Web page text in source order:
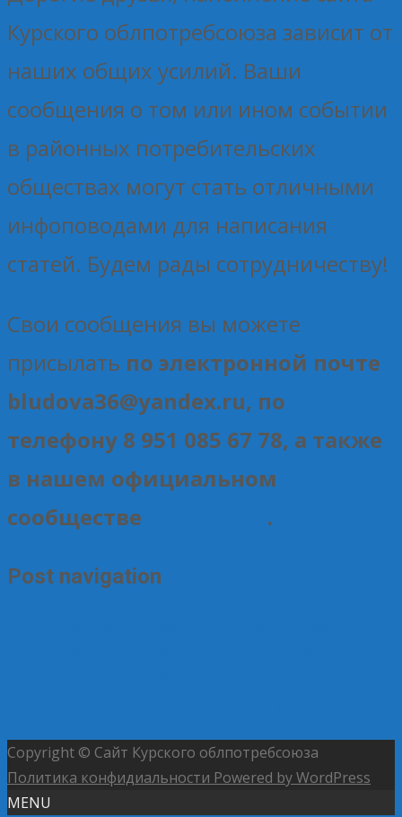
Курского облпотребсоюза зависит от
наших общих усилий. Ваши
сообщения о том или ином событии
в районных потребительских
обществах могут стать отличными
инфоповодами для написания
статей. Будем рады сотрудничеству!
Свои сообщения вы можете
присылать по электронной почте
bludova36@yandex.ru, по
телефону 8 951 085 67 78, а также
в нашем официальном
сообществе
.
Post navigation
Copyright © Сайт Курского облпотребсоюза
Политика конфидиальности Powered by WordPress
MENU